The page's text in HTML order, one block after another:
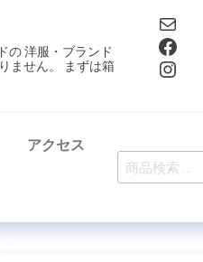
の 洋服・ブランド
ません。 まずは箱
Mail
アクセス
検
索